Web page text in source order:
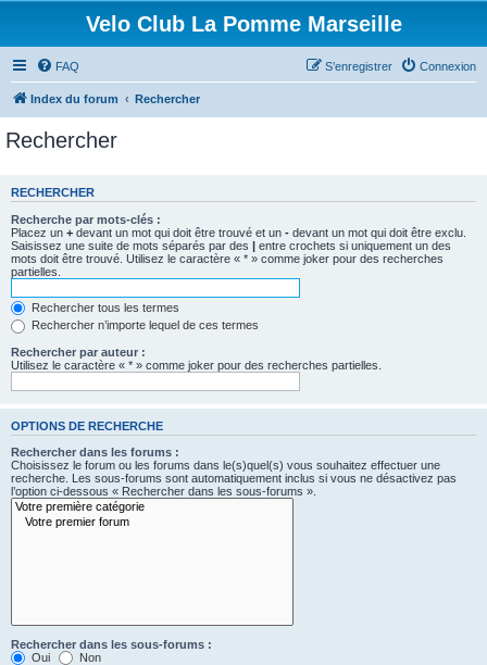
Velo Club La Pomme Marseille
FAQ Connexion
S’enregistrer
Index du forum Rechercher
Rechercher
RECHERCHER
Recherche par mots-clés :
Placez un + devant un mot qui doit être trouvé et un - devant un mot qui doit être exclu.
Saisissez une suite de mots séparés par des | entre crochets si uniquement un des
mots doit être trouvé. Utilisez le caractère « * » comme joker pour des recherches
partielles.
Rechercher tous les termes
Rechercher n’importe lequel de ces termes
Rechercher par auteur :
Utilisez le caractère « * » comme joker pour des recherches partielles.
OPTIONS DE RECHERCHE
Rechercher dans les forums :
Choisissez le forum ou les forums dans le(s)quel(s) vous souhaitez effectuer une
recherche. Les sous-forums sont automatiquement inclus si vous ne désactivez pas
l’option ci-dessous « Rechercher dans les sous-forums ».
Rechercher dans les sous-forums :
Oui
Non